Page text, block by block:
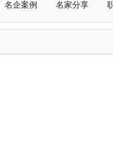
名企案例 名家分享